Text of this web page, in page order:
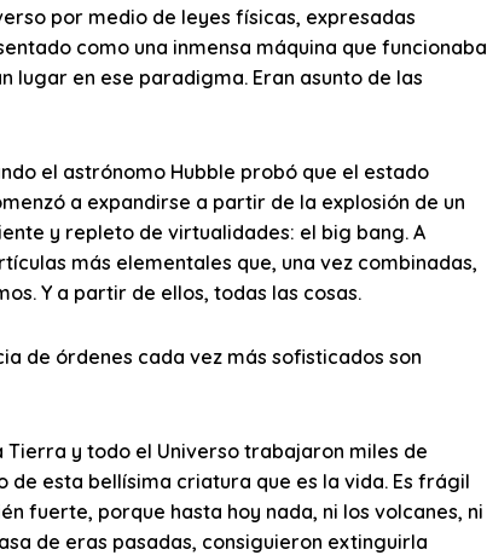
por medio de leyes físicas, expresadas
como una inmensa máquina que funcionaba
lugar en ese paradigma. Eran asunto de las
el astrónomo Hubble probó que el estado
a expandirse a partir de la explosión de un
y repleto de virtualidades: el big bang. A
más elementales que, una vez combinadas,
Y a partir de ellos, todas las cosas.
de órdenes cada vez más sofisticados son
Tierra y todo el Universo trabajaron miles de
esta bellísima criatura que es la vida. Es frágil
fuerte, porque hasta hoy nada, ni los volcanes, ni
de eras pasadas, consiguieron extinguirla